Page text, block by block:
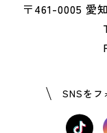
〒461-0005 愛
SNSをフ